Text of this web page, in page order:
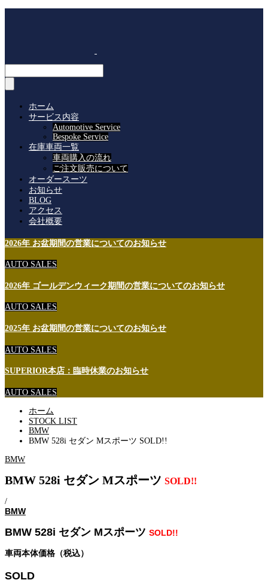
ホーム
サービス内容
Automotive Service
Bespoke Service
在庫車両一覧
車両購入の流れ
ご注文販売について
オーダースーツ
お知らせ
BLOG
アクセス
会社概要
2026年 お盆期間の営業についてのお知らせ
AUTO SALES
2026年 ゴールデンウィーク期間の営業についてのお知らせ
AUTO SALES
2025年 お盆期間の営業についてのお知らせ
AUTO SALES
SUPERIOR本店：臨時休業のお知らせ
AUTO SALES
ホーム
STOCK LIST
BMW
BMW 528i セダン Mスポーツ SOLD!!
BMW
BMW 528i セダン Mスポーツ SOLD!!
/
BMW
BMW 528i セダン Mスポーツ SOLD!!
車両本体価格（税込）
SOLD